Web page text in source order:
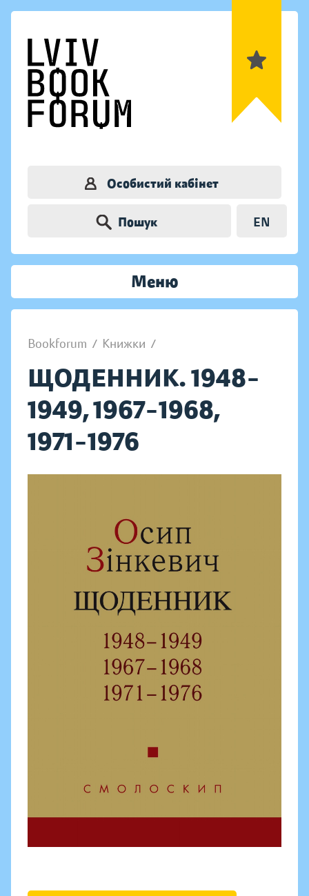
Особистий кабінет
Пошук EN
Меню
Bookforum / Книжки /
ЩОДЕННИК. 1948–
1949, 1967–1968,
1971–1976